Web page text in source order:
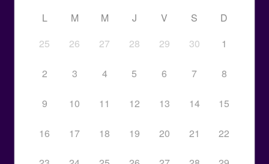
L M M J V S
D
25
26 27 28 29 30 1
2 3 4 5 6 7 8
9 10 11 12 13 14 15
16 17 18 19 20 21 22